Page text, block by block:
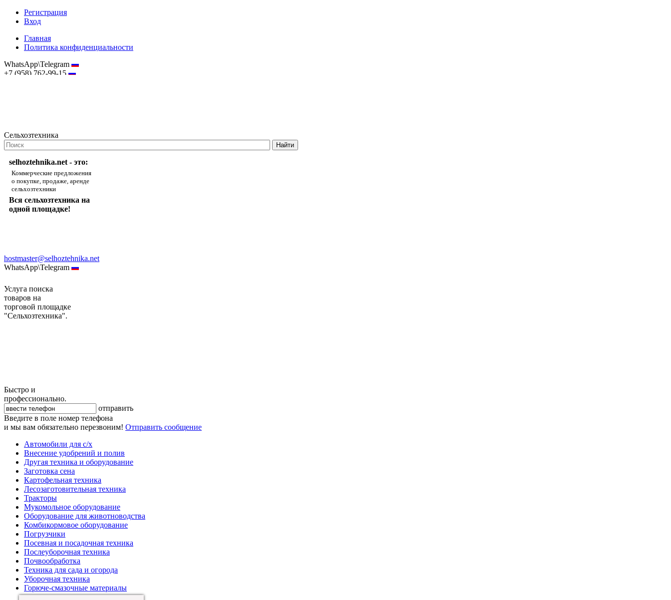
Регистрация
Вход
Главная
Политика конфиденциальности
WhatsApp\Telegram
+7 (958) 762-99-15
Сельхозтехника
selhoztehnika.net - это:
Коммерческие предложения
о покупке, продаже, аренде
сельхозтехники
Вся сельхозтехника на
одной площадке!
hostmaster@selhoztehnika.net
WhatsApp\Telegram
Услуга поиска
товаров на
торговой площадке
"Сельхозтехника".
Быстро и
профессионально.
отправить
Введите в поле номер телефона
и мы вам обязательно перезвоним! Отправить сообщение
Автомобили для с/х
Внесение удобрений и полив
Другая техника и оборудование
Заготовка сена
Картофельная техника
Лесозаготовительная техника
Тракторы
Мукомольное оборудование
Оборудование для животноводства
Комбикормовое оборудование
Погрузчики
Посевная и посадочная техника
Послеуборочная техника
Почвообработка
Техника для сада и огорода
Уборочная техника
Горюче-смазочные материалы